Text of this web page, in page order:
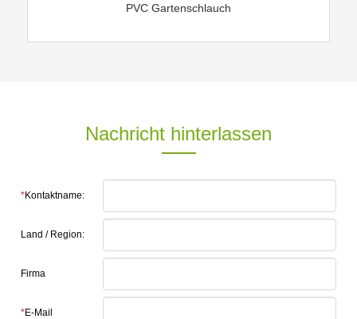
PVC Gartenschlauch
Nachricht hinterlassen
*Kontaktname:
Land / Region:
Firma
*E-Mail